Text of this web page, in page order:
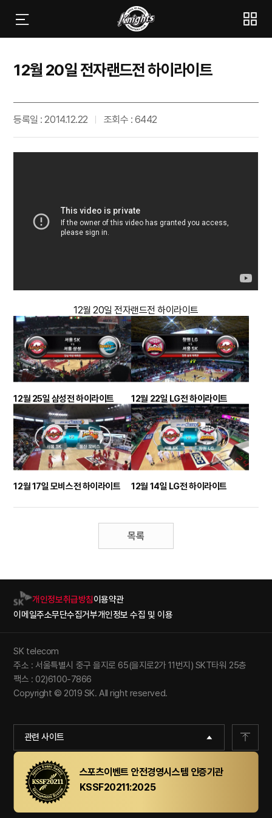
12월 20일 전자랜드전 하이라이트
등록일 : 2014.12.22 조회수 : 6442
12월 20일 전자랜드전 하이라이트
12월 25일 삼성전 하이라이트 12월 22일 LG전 하이라이트
12월 17일 모비스전 하이라이트 12월 14일 LG전 하이라이트
목록
개인정보취급방침이용약관
이메일주소무단수집거부개인정보 수집 및 이용
관련 사이트
SK telecom
주소 : 서울특별시 중구 을지로 65(을지로2가 11번지) SKT타워 25층
팩스 : 02)6100-7866
Copyright © 2019 SK. All right reserved.
스포츠이벤트 안전경영시스템 인증기관
KSSF20211:2025